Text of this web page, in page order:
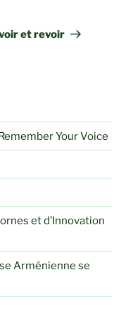
et revoir
Your Voice
et d’Innovation
Arménienne se